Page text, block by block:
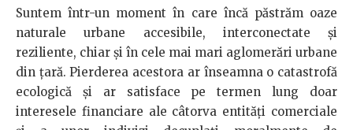
Suntem într-un moment în care încă păstrăm oaze
naturale urbane accesibile, interconectate și
reziliente, chiar și în cele mai mari aglomerări urbane
din țară. Pierderea acestora ar înseamna o catastrofă
ecologică și ar satisface pe termen lung doar
interesele financiare ale câtorva entități comerciale